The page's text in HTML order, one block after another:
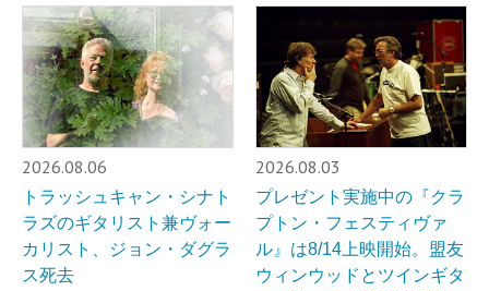
2026.08.06
トラッシュキャン・シナト
ラズのギタリスト兼ヴォー
カリスト、ジョン・ダグラ
ス死去
2026.08.03
プレゼント実施中の『クラ
プトン・フェスティヴァ
ル』は8/14上映開始。盟友
ウィンウッドとツインギタ